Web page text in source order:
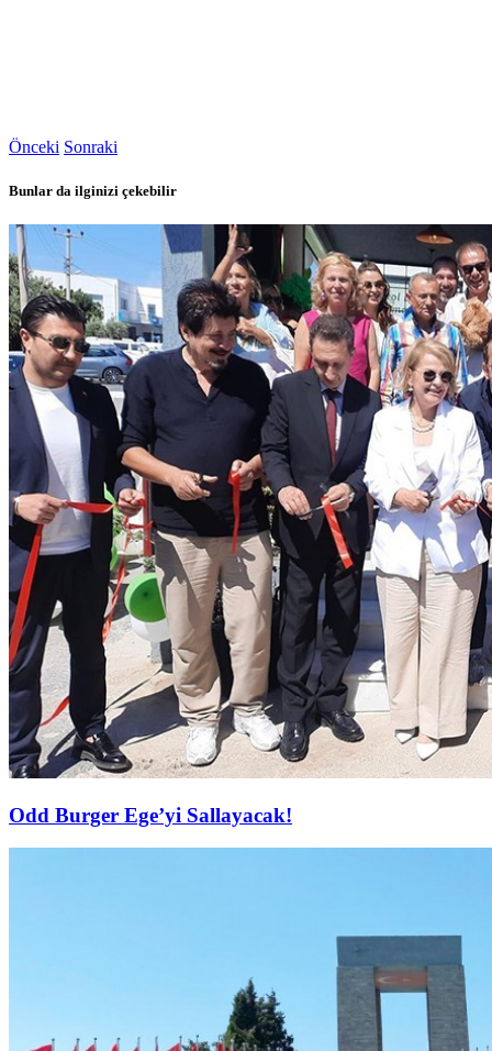
Önceki Sonraki
Bunlar da ilginizi çekebilir
Odd Burger Ege’yi Sallayacak!